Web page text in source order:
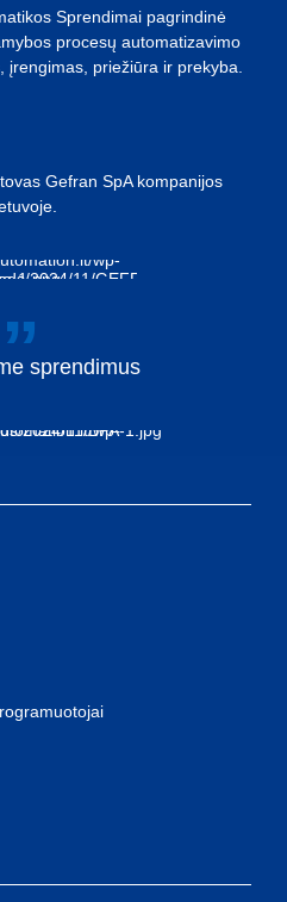
Sprendimai pagrindinė
procesų automatizavimo
įrengimas, priežiūra ir prekyba.
Gefran SpA kompanijos
sprendimus